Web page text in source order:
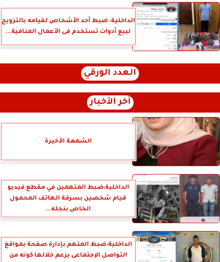
الداخلية: ضبط أحد الأشخاص لقيامه بالترويج
لبيع أدوات تستخدم فى الأعمال المنافية...
العدد الورقي
آخر الأخبار
الشمعة الأخيرة
الداخلية:ضبط المتهمين في مقطع فيديو
قيام شخصين بسرقة الهاتف المحمول
الخاص بنجله...
الداخلية:ضبط المتهم بإدارة صفحة بمواقع
التواصل الإجتماعى يزعم خلالها كونه من